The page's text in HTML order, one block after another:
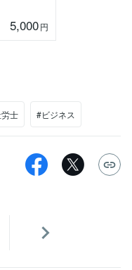
5,000円
士 #ビジネス